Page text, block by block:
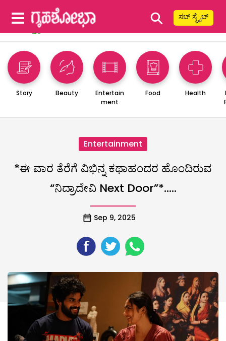
⚲ ಸಬ್ ಸ್ಕ್ರೈಬ್
Story Beauty
Entertain
ment
Food Health
Entertainment
*ಈ ವಾರ ತೆರೆಗೆ ವಿಭಿನ್ನ ಕಥಾಹಂದರ ಹೊಂದಿರುವ
“ನಿದ್ರಾದೇವಿ Next Door”*…..
Sep 9, 2025